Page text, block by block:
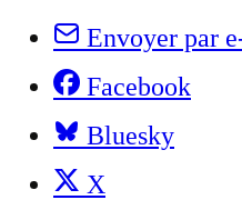
Envoyer par
Facebook
Bluesky
X